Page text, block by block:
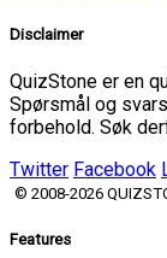
Disclaimer
QuizStone er en
Spørsmål og
forbehold. Søk
Twitter Facebook
© 2008-2026
Features